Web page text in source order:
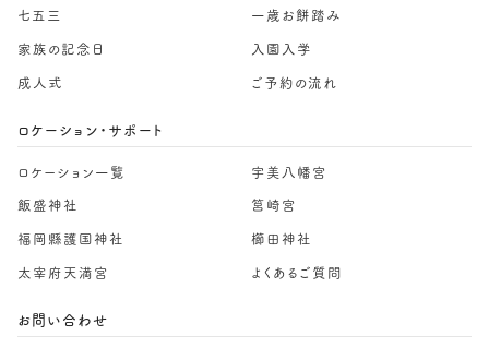
七五三 一歳お餅踏み
家族の記念日 入園入学
成人式 ご予約の流れ
ロケーション・サポート
ロケーション一覧 宇美八幡宮
飯盛神社 筥崎宮
福岡縣護国神社 櫛田神社
太宰府天満宮 よくあるご質問
お問い合わせ